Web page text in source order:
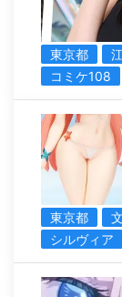
東京都
コミケ108
東京都
シルヴィア